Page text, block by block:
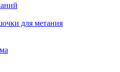
для метания